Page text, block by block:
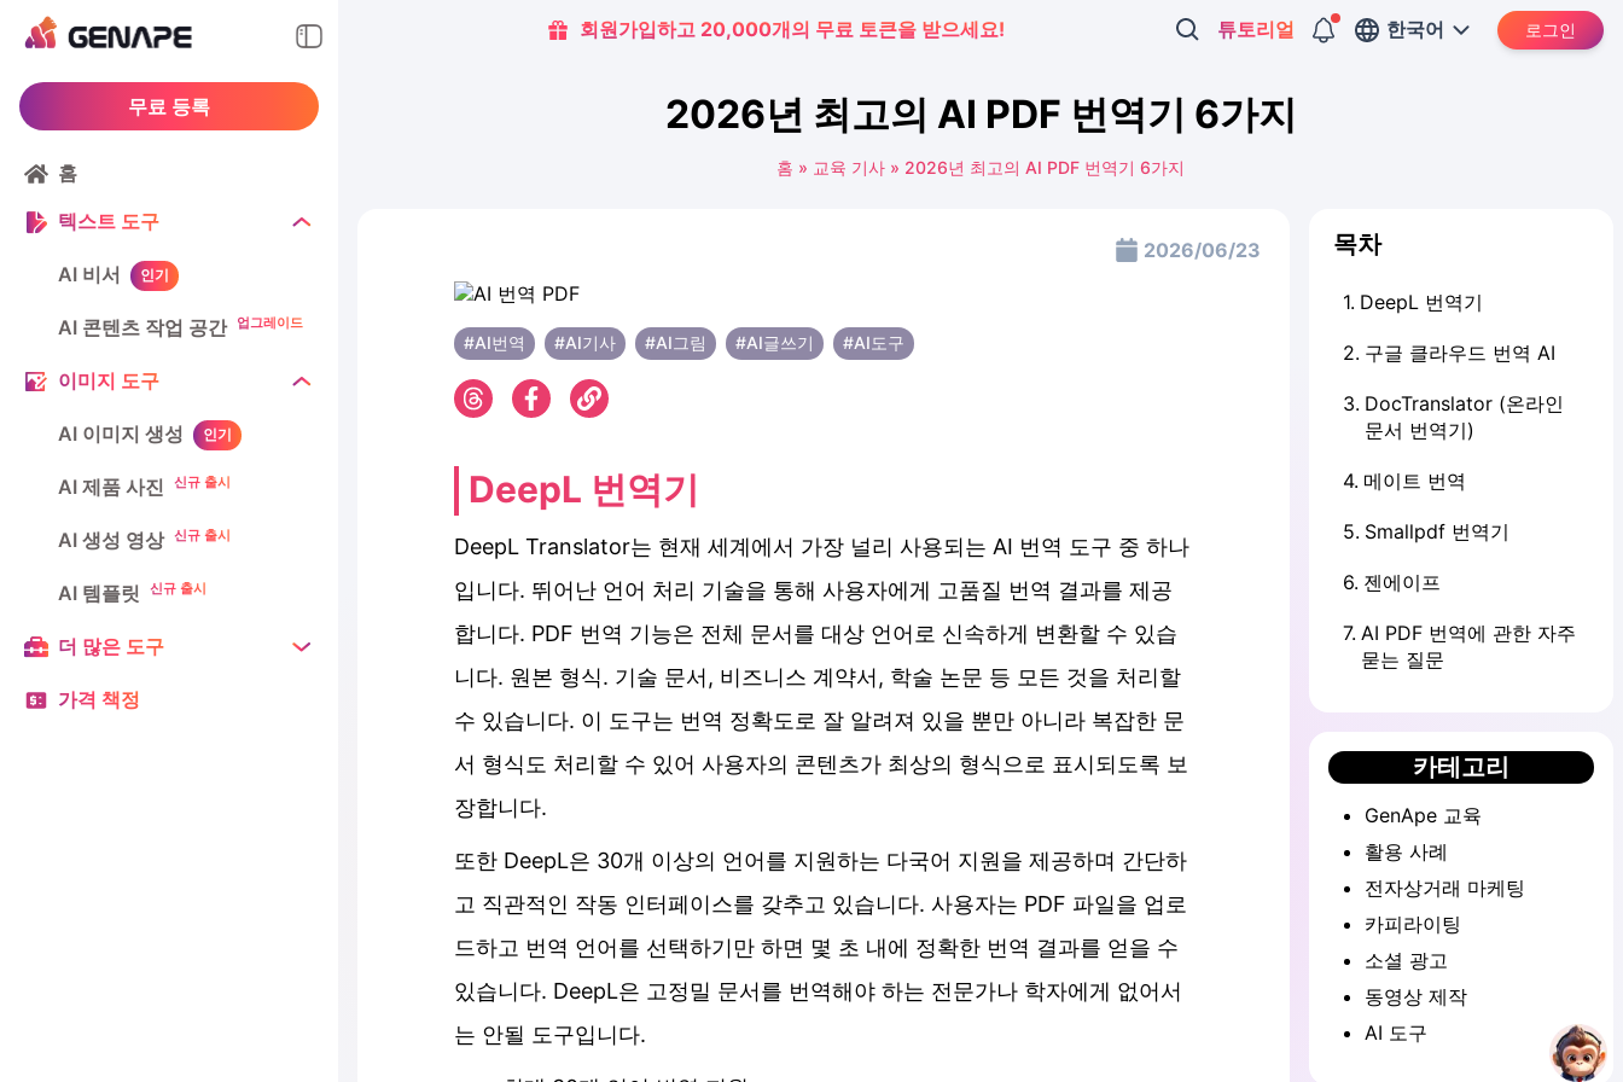
무료 등록
홈
텍스트 도구
AI 비서 인기
AI 콘텐츠 작업 공간 업그레이드
이미지 도구
AI 이미지 생성 인기
AI 제품 사진 신규 출시
AI 생성 영상 신규 출시
AI 템플릿 신규 출시
더 많은 도구
가격 책정
회원가입하고 20,000개의 무료 토큰을 받으세요! 튜토리얼 한국어 로그인
2026년 최고의 AI PDF 번역기 6가지
홈 » 교육 기사 » 2026년 최고의 AI PDF 번역기 6가지
2026/06/23
#AI번역 #AI기사 #AI그림 #AI글쓰기 #AI도구
DeepL 번역기
DeepL Translator는 현재 세계에서 가장 널리 사용되는 AI 번역 도구 중 하나
입니다. 뛰어난 언어 처리 기술을 통해 사용자에게 고품질 번역 결과를 제공
합니다. PDF 번역 기능은 전체 문서를 대상 언어로 신속하게 변환할 수 있습
니다. 원본 형식. 기술 문서, 비즈니스 계약서, 학술 논문 등 모든 것을 처리할
수 있습니다. 이 도구는 번역 정확도로 잘 알려져 있을 뿐만 아니라 복잡한 문
서 형식도 처리할 수 있어 사용자의 콘텐츠가 최상의 형식으로 표시되도록 보
장합니다.
또한 DeepL은 30개 이상의 언어를 지원하는 다국어 지원을 제공하며 간단하
고 직관적인 작동 인터페이스를 갖추고 있습니다. 사용자는 PDF 파일을 업로
드하고 번역 언어를 선택하기만 하면 몇 초 내에 정확한 번역 결과를 얻을 수
있습니다. DeepL은 고정밀 문서를 번역해야 하는 전문가나 학자에게 없어서
는 안될 도구입니다.
목차
1. DeepL 번역기
2. 구글 클라우드 번역 AI
3. DocTranslator (온라인
문서 번역기)
4. 메이트 번역
5. Smallpdf 번역기
6. 젠에이프
7. AI PDF 번역에 관한 자주
묻는 질문
카테고리
GenApe 교육
활용 사례
전자상거래 마케팅
카피라이팅
소셜 광고
동영상 제작
AI 도구